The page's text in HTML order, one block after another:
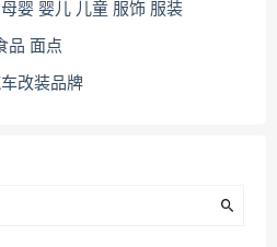
婴 婴儿 儿童 服饰 服装
品 面点
改装品牌